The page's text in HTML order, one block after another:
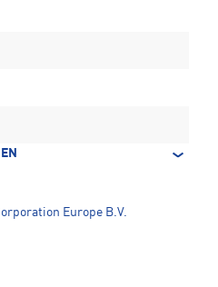
Europe B.V.